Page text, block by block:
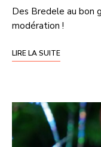
Des Bredele au bon
modération !
LIRE LA SUITE